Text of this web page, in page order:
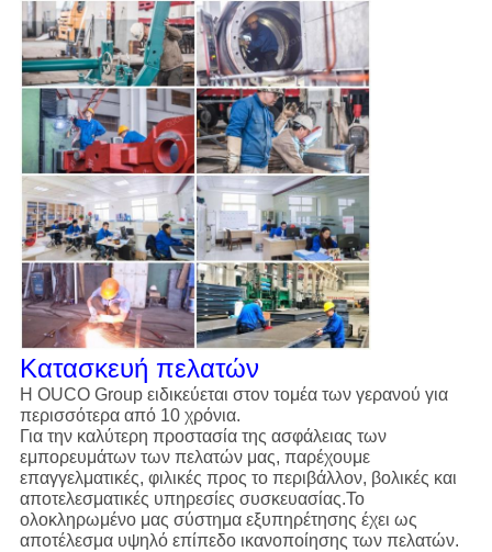
Κατασκευή πελατών
Η OUCO Group ειδικεύεται στον τομέα των γερανού για
περισσότερα από 10 χρόνια.
Για την καλύτερη προστασία της ασφάλειας των
εμπορευμάτων των πελατών μας, παρέχουμε
επαγγελματικές, φιλικές προς το περιβάλλον, βολικές και
αποτελεσματικές υπηρεσίες συσκευασίας.Το
ολοκληρωμένο μας σύστημα εξυπηρέτησης έχει ως
αποτέλεσμα υψηλό επίπεδο ικανοποίησης των πελατών.